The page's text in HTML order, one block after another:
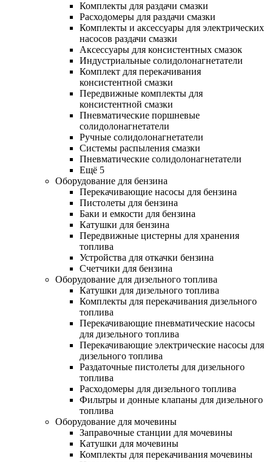
Комплекты для раздачи смазки
Расходомеры для раздачи смазки
Комплекты и аксессуары для электрических
насосов раздачи смазки
Аксессуары для консистентных смазок
Индустриальные солидолонагнетатели
Комплект для перекачивания
консистентной смазки
Передвижные комплекты для
консистентной смазки
Пневматические поршневые
солидолонагнетатели
Ручные солидолонагнетатели
Системы распыления смазки
Пневматические солидолонагнетатели
Ещё 5
Оборудование для бензина
Перекачивающие насосы для бензина
Пистолеты для бензина
Баки и емкости для бензина
Катушки для бензина
Передвижные цистерны для хранения
топлива
Устройства для откачки бензина
Счетчики для бензина
Оборудование для дизельного топлива
Катушки для дизельного топлива
Комплекты для перекачивания дизельного
топлива
Перекачивающие пневматические насосы
для дизельного топлива
Перекачивающие электрические насосы для
дизельного топлива
Раздаточные пистолеты для дизельного
топлива
Расходомеры для дизельного топлива
Фильтры и донные клапаны для дизельного
топлива
Оборудование для мочевины
Заправочные станции для мочевины
Катушки для мочевины
Комплекты для перекачивания мочевины